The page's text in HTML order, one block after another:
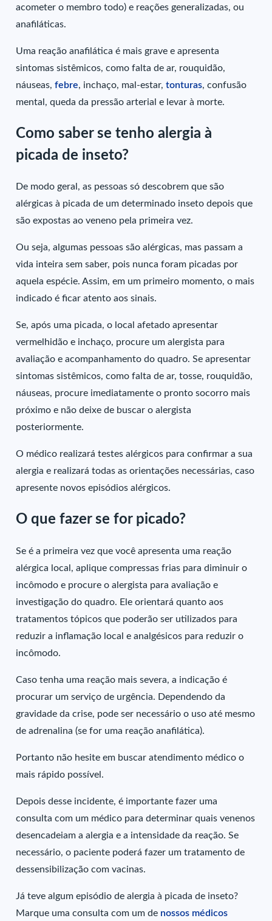
acometer o membro todo) e reações generalizadas, ou
anafiláticas.
Uma reação anafilática é mais grave e apresenta
sintomas sistêmicos, como falta de ar, rouquidão,
náuseas,febre, inchaço, mal-estar,tonturas, confusão
mental, queda da pressão arterial e levar à morte.
Como saber se tenho alergia à
picada de inseto?
De modo geral, as pessoas só descobrem que são
alérgicas à picada de um determinado inseto depois que
são expostas ao veneno pela primeira vez.
Ou seja, algumas pessoas são alérgicas, mas passam a
vida inteira sem saber, pois nunca foram picadas por
aquela espécie. Assim, em um primeiro momento, o mais
indicado é ficar atento aos sinais.
Se, após uma picada, o local afetado apresentar
vermelhidão e inchaço, procure um alergista para
avaliação e acompanhamento do quadro. Se apresentar
sintomas sistêmicos, como falta de ar, tosse, rouquidão,
náuseas, procure imediatamente o pronto socorro mais
próximo e não deixe de buscar o alergista
posteriormente.
O médico realizará testes alérgicos para confirmar a sua
alergia e realizará todas as orientações necessárias, caso
apresente novos episódios alérgicos.
O que fazer se for picado?
Se é a primeira vez que você apresenta uma reação
alérgica local, aplique compressas frias para diminuir o
incômodo e procure o alergista para avaliação e
investigação do quadro. Ele orientará quanto aos
tratamentos tópicos que poderão ser utilizados para
reduzir a inflamação local e analgésicos para reduzir o
incômodo.
Caso tenha uma reação mais severa, a indicação é
procurar um serviço de urgência. Dependendo da
gravidade da crise, pode ser necessário o uso até mesmo
de adrenalina (se for uma reação anafilática).
Portanto não hesite em buscar atendimento médico o
mais rápido possível.
Depois desse incidente, é importante fazer uma
consulta com um médico para determinar quais venenos
desencadeiam a alergia e a intensidade da reação. Se
necessário, o paciente poderá fazer um tratamento de
dessensibilização com vacinas.
Já teve algum episódio de alergia à picada de inseto?
Marque uma consulta com um de nossos médicos